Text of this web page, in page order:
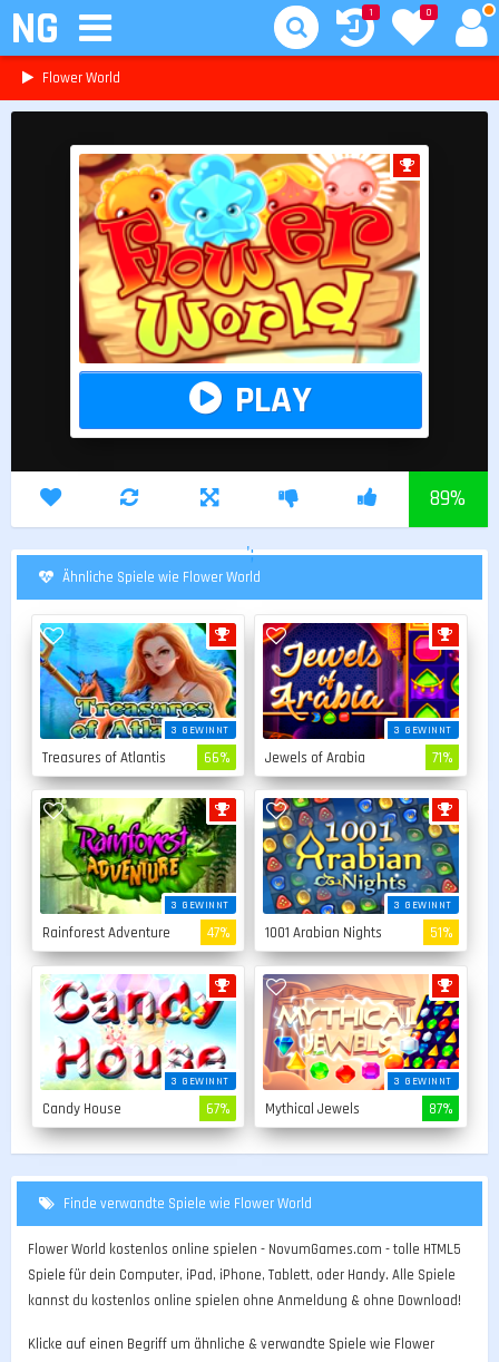
NG 0
1
Flower World
PLAY
89%
';
Ähnliche Spiele wie Flower World
3 GEWINNT
Treasures of Atlantis 66%
3 GEWINNT
Jewels of Arabia 71%
3 GEWINNT
Rainforest Adventure 47%
3 GEWINNT
1001 Arabian Nights 51%
3 GEWINNT
Candy House 67%
3 GEWINNT
Mythical Jewels 87%
Finde verwandte Spiele wie Flower World
Flower World kostenlos online spielen - NovumGames.com - tolle HTML5
Spiele für dein Computer, iPad, iPhone, Tablett, oder Handy. Alle Spiele
kannst du kostenlos online spielen ohne Anmeldung & ohne Download!
Klicke auf einen Begriff um ähnliche & verwandte Spiele wie Flower